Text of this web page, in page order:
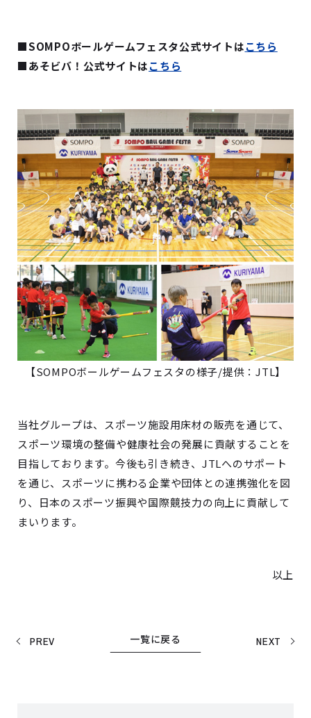
■SOMPOボールゲームフェスタ公式サイトはこちら
■あそビバ！公式サイトはこちら
【SOMPOボールゲームフェスタの様子/提供：JTL】
当社グループは、スポーツ施設用床材の販売を通じて、
スポーツ環境の整備や健康社会の発展に貢献することを
目指しております。今後も引き続き、JTLへのサポート
を通じ、スポーツに携わる企業や団体との連携強化を図
り、日本のスポーツ振興や国際競技力の向上に貢献して
まいります。
以上
PREV NEXT
一覧に戻る